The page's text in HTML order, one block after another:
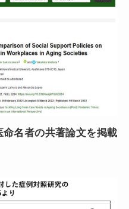
名者の共著論文を掲載